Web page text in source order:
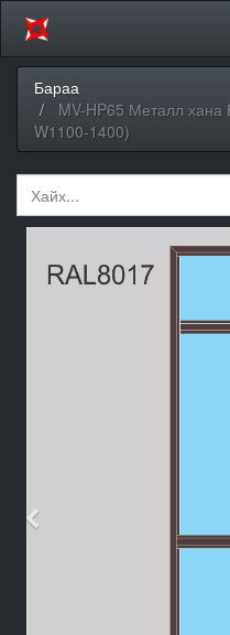
Бараа
MV-HP65 Металл хана
W1100-1400)